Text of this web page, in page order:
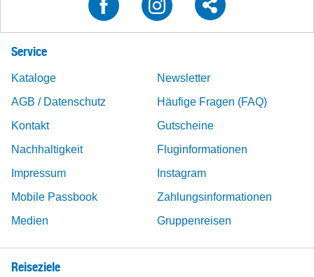
Service
Kataloge
Newsletter
AGB / Datenschutz
Häufige Fragen (FAQ)
Kontakt
Gutscheine
Nachhaltigkeit
Fluginformationen
Impressum
Instagram
Mobile Passbook
Zahlungsinformationen
Medien
Gruppenreisen
Reiseziele